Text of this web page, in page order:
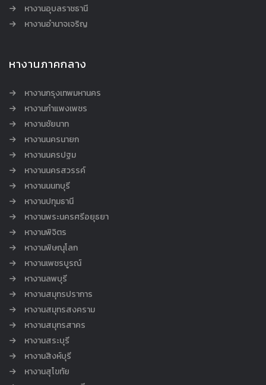
หางานอุบลราชธานี
หางานอำนาจเจริญ
หางานภาคกลาง
หางานกรุงเทพมหานคร
หางานกำแพงเพชร
หางานชัยนาท
หางานนครนายก
หางานนครปฐม
หางานนครสวรรค์
หางานนนทบุรี
หางานปทุมธานี
หางานพระนครศรีอยุธยา
หางานพิจิตร
หางานพิษณุโลก
หางานเพชรบูรณ์
หางานลพบุรี
หางานสมุทรปราการ
หางานสมุทรสงคราม
หางานสมุทรสาคร
หางานสระบุรี
หางานสิงห์บุรี
หางานสุโขทัย